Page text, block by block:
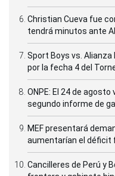
Christian Cueva fue
tendrá minutos ante
Sport Boys vs. Alianza
por la fecha 4 del
ONPE: El 24 de
segundo informe de
MEF presentará
aumentarían el déficit
Cancilleres de Perú y